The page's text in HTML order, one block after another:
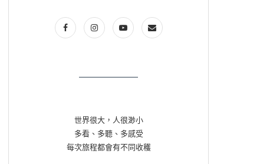
世界很大，人很渺小
多看、多聽、多感受
每次旅程都會有不同收穫